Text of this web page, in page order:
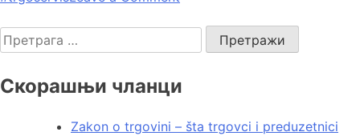
Скорашњи чланци
Zakon o trgovini – šta trgovci i preduzetnici